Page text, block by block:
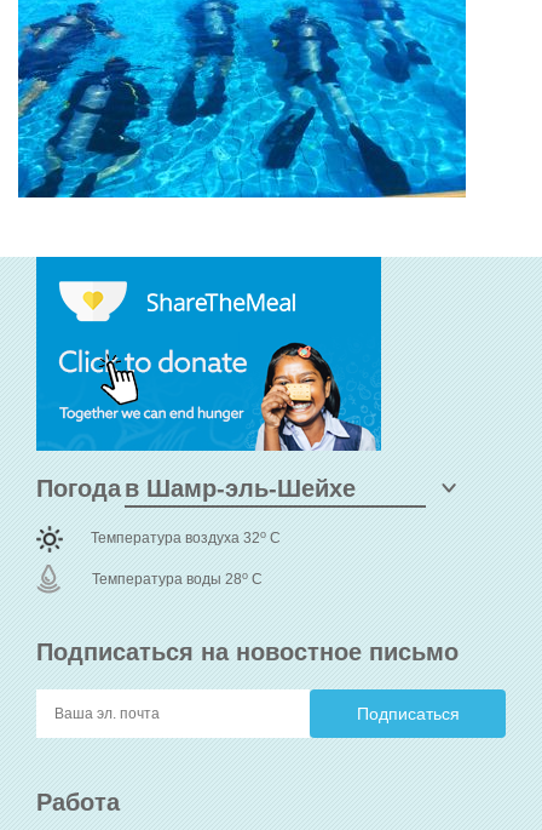
Подписаться на новостное письмо
Работа
Погода
Температура воздуха 32o C
Температура воды 28o C